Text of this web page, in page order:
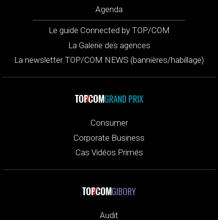
Agenda
Le guide Connected by TOP/COM
La Galerie des agences
La newsletter TOP/COM NEWS (bannières/habillage)
GRAND PRIX
Consumer
Corporate Business
Cas Vidéos Primés
GIBORY
Audit